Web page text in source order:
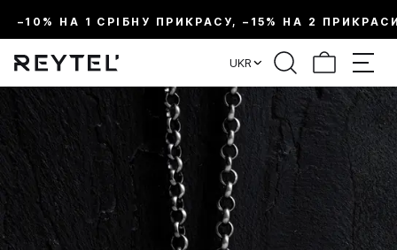
–10% НА 1 СРІБНУ ПРИКРАСУ, –15% НА 2
UKR